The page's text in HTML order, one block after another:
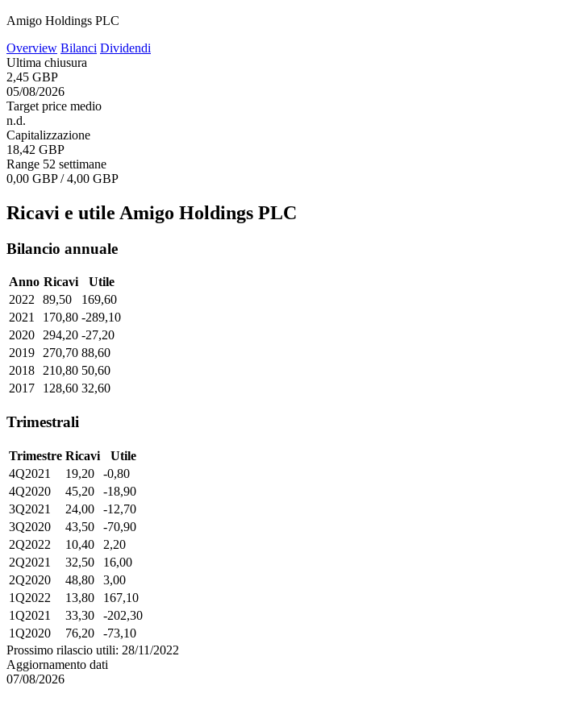
Amigo Holdings PLC
Overview Bilanci Dividendi
Ultima chiusura
2,45 GBP
05/08/2026
Target price medio
n.d.
Capitalizzazione
18,42 GBP
Range 52 settimane
0,00 GBP / 4,00 GBP
Ricavi e utile Amigo Holdings PLC
Bilancio annuale
Anno Ricavi
Utile
2022
89,50
169,60
2021
170,80 -289,10
2020
294,20 -27,20
2019
270,70 88,60
2018
210,80 50,60
2017
128,60 32,60
Trimestrali
Trimestre Ricavi
Utile
4Q2021
19,20
-0,80
4Q2020
45,20
-18,90
3Q2021
24,00
-12,70
3Q2020
43,50
-70,90
2Q2022
10,40
2,20
2Q2021
32,50
16,00
2Q2020
48,80
3,00
1Q2022
13,80
167,10
1Q2021
33,30
-202,30
1Q2020
76,20
-73,10
Prossimo rilascio utili: 28/11/2022
Aggiornamento dati
07/08/2026